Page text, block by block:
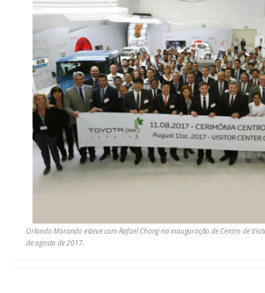
Orlando Morando esteve com Rafael Chang na inauguração de Centro de
de agosto de 2017.